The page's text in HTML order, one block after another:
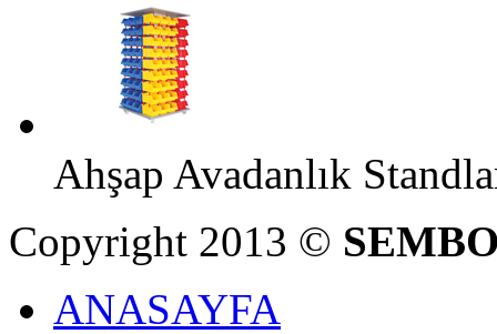
Ahşap Avadanlık
Copyright 2013 ©
ANASAYFA